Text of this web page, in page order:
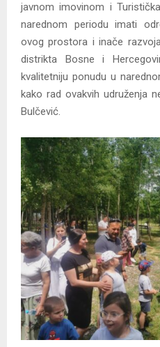
javnom imovinom i
narednom periodu imati
ovog prostora i inače
distrikta Bosne i
kvalitetniju ponudu u
kako rad ovakvih udruženja
Bulčević.